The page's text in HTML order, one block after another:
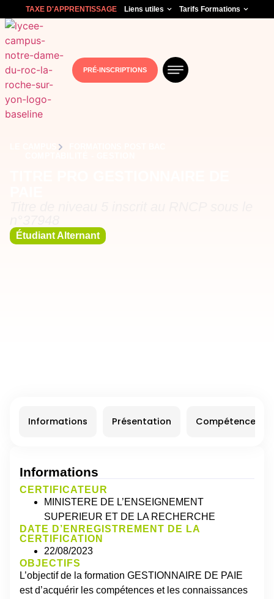
TAXE D'APPRENTISSAGE Liens utiles Tarifs Formations
PRÉ-INSCRIPTIONS
Étudiant Alternant
Informations Présentation Compétences
Informations
CERTIFICATEUR
MINISTERE DE L’ENSEIGNEMENT
SUPERIEUR ET DE LA RECHERCHE
DATE D’ENREGISTREMENT DE LA
CERTIFICATION
22/08/2023
OBJECTIFS
L’objectif de la formation GESTIONNAIRE DE PAIE
est d’acquérir les compétences et les connaissances